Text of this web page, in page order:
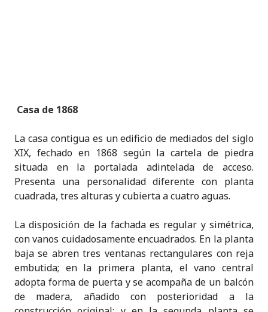
Casa de 1868
La casa contigua es un edificio de mediados del siglo
XIX, fechado en 1868 según la cartela de piedra
situada en la portalada adintelada de acceso.
Presenta una personalidad diferente con planta
cuadrada, tres alturas y cubierta a cuatro aguas.
La disposición de la fachada es regular y simétrica,
con vanos cuidadosamente encuadrados. En la planta
baja se abren tres ventanas rectangulares con reja
embutida; en la primera planta, el vano central
adopta forma de puerta y se acompaña de un balcón
de madera, añadido con posterioridad a la